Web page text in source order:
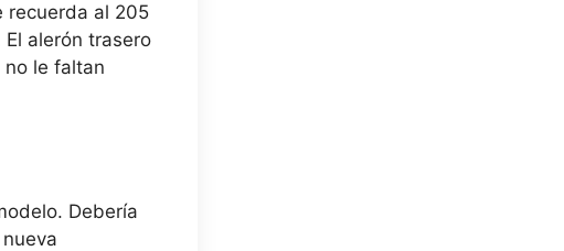
recuerda al 205
alerón trasero
le faltan
Debería